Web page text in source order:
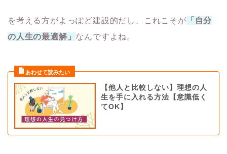
を考える方がよっぽど建設的だし、これこそが 「自分
の人生の最適解」 なんですよね。
【他人と比較しない】理想の人
生を手に入れる方法【意識低く
てOK】